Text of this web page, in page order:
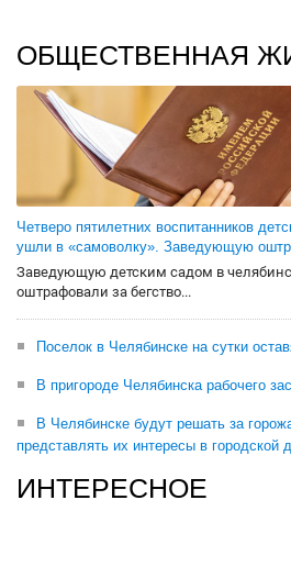
ОБЩЕСТВЕННАЯ
Четверо пятилетних воспитанников
ушли в «самоволку». Заведующую
Заведующую детским садом в
оштрафовали за бегство...
Поселок в Челябинске на сутки
В пригороде Челябинска рабочего
В Челябинске будут решать за
представлять их интересы в городской
ИНТЕРЕСНОЕ